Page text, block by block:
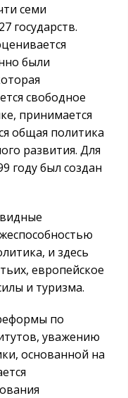
семи
государств.
были
свободное
принимается
общая политика
развития. Для
году был создан
и здесь
европейское
и туризма.
по
уважению
основанной на